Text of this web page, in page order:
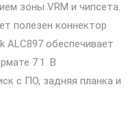
зоны VRM и чипсета.
полезен коннектор
ALC897 обеспечивает
7.1. В
с ПО, задняя планка и